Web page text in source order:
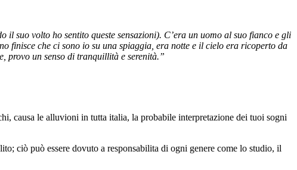
suo volto ho sentito queste sensazioni). C’era un uomo al suo fianco e gli
finisce che ci sono io su una spiaggia, era notte e il cielo era ricoperto da
provo un senso di tranquillità e serenità.”
causa le alluvioni in tutta italia, la probabile interpretazione dei tuoi sogni
ciò può essere dovuto a responsabilita di ogni genere come lo studio, il